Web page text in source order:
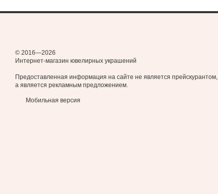
© 2016—2026
Интернет-магазин ювелирных украшений
Предоставленная информация на сайте не является прейскурантом,
а является рекламным предложением.
Мобильная версия